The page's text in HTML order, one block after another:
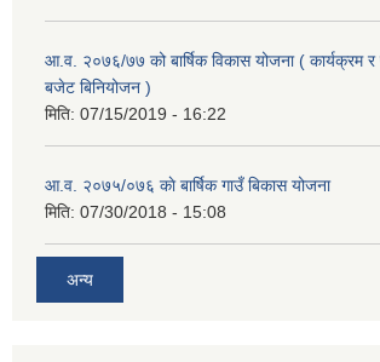
आ.व. २०७६/७७ को बार्षिक विकास योजना ( कार्यक्रम र
बजेट बिनियोजन )
मिति: 07/15/2019 - 16:22
आ.व. २०७५/०७६ काे बार्षिक गाउँ बिकास योजना
मिति: 07/30/2018 - 15:08
अन्य